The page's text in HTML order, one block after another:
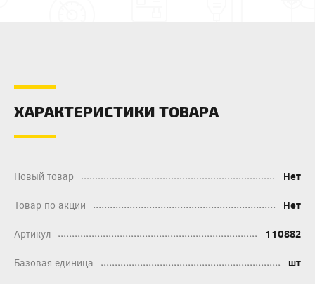
ХАРАКТЕРИСТИКИ ТОВАРА
Новый товар Нет
Товар по акции Нет
Артикул 110882
Базовая единица шт